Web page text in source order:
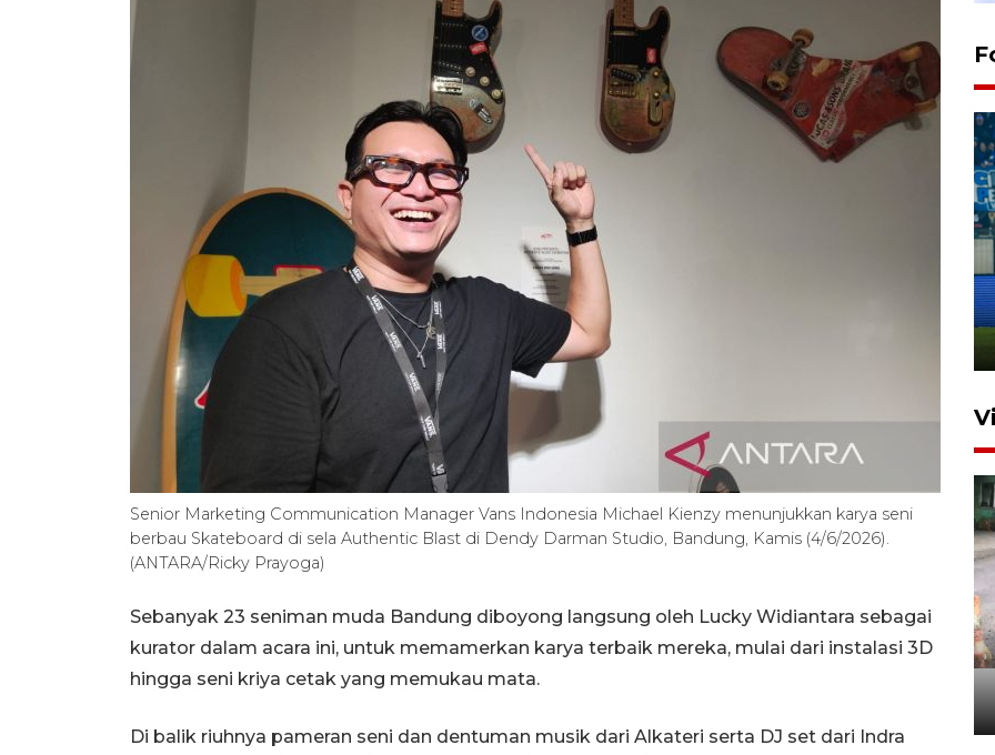
Senior Marketing Communication Manager Vans Indonesia Michael Kienzy menunjukkan karya seni
berbau Skateboard di sela Authentic Blast di Dendy Darman Studio, Bandung, Kamis (4/6/2026).
(ANTARA/Ricky Prayoga)
Sebanyak 23 seniman muda Bandung diboyong langsung oleh Lucky Widiantara sebagai
kurator dalam acara ini, untuk memamerkan karya terbaik mereka, mulai dari instalasi 3D
hingga seni kriya cetak yang memukau mata.
Di balik riuhnya pameran seni dan dentuman musik dari Alkateri serta DJ set dari Indra
dan manajerial SPPI di
Balikpapan
31 Juli 2026 18:01
Pigai: Penangkapan begal
tetap kewenangan aparat